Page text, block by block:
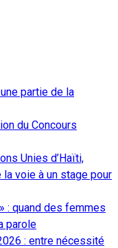
partie de la
du Concours
Unies d’Haïti,
voie à un stage pour
: quand des femmes
parole
: entre nécessité